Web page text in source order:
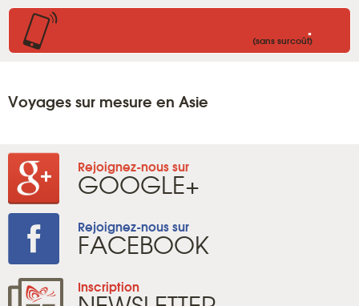
.
(sans surcoût)
Voyages sur mesure en Asie
Rejoignez-nous sur
GOOGLE+
Rejoignez-nous sur
FACEBOOK
Inscription